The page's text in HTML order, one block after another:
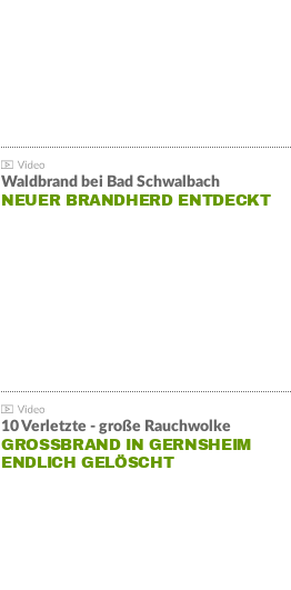
Waldbrand bei Bad Schwalbach
NEUER BRANDHERD ENTDECKT
10 Verletzte - große Rauchwolke
GROSSBRAND IN GERNSHEIM E
NDLICH GELÖSCHT